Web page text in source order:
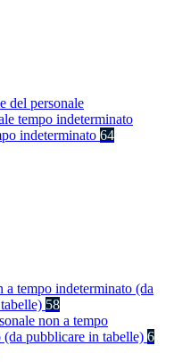
del personale
tempo indeterminato
indeterminato 64
a tempo indeterminato (da
58
non a tempo
(da pubblicare in tabelle) 6